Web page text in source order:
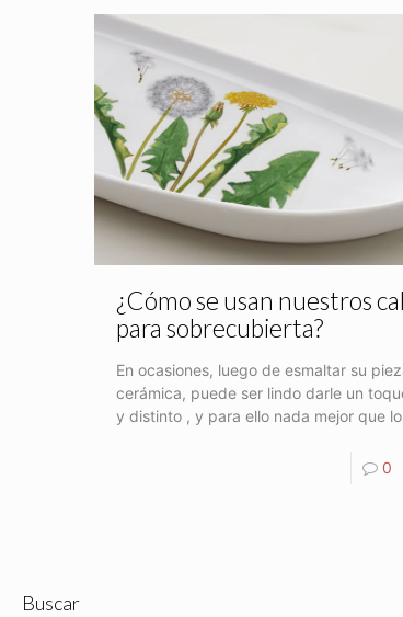
¿Cómo se usan nuestros
para sobrecubierta?
En ocasiones, luego de esmaltar su
cerámica, puede ser lindo darle un
y distinto , y para ello nada mejor que
0
Buscar